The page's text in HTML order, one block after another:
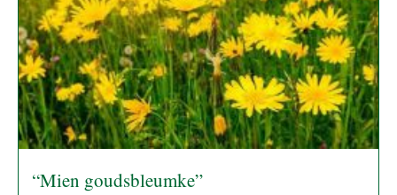
“Mien goudsbleumke”